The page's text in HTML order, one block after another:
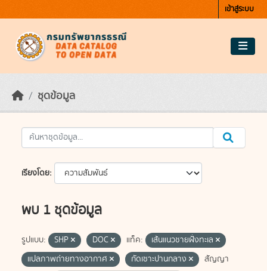
เข้าสู่ระบบ
ชุดข้อมูล
เรียงโดย
พบ 1 ชุดข้อมูล
รูปแบบ: SHP DOC แท็ค:
เส้นแนวชายฝั่งทะเล
แปลภาพถ่ายทางอากาศ
กัดเซาะปานกลาง
สัญญา